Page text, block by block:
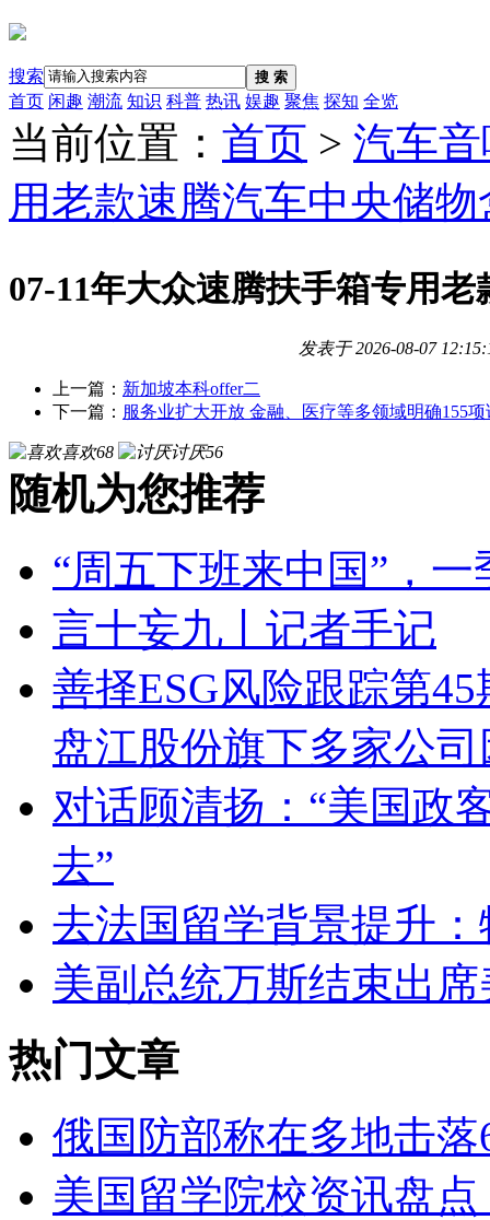
搜索 搜 索
首页 闲趣 潮流 知识 科普 热讯 娱趣 聚焦 探知 全览
当前位置： 首页 > 汽车
用老款速腾汽车中央储
07-11年大众速腾扶手箱专用
发表于2026-08-07
上一篇： 新加坡本科offer二
下一篇： 服务业扩大开放 金融、医疗等多领域明确155
喜欢68 讨厌56
随机为您推荐
“周五下班来中国”，
言十妄九丨记者手记
善择ESG风险跟踪第
盘江股份旗下多家公
对话顾清扬：“美国政
去”
去法国留学背景提升
美副总统万斯结束出
热门文章
俄国防部称在多地击
美国留学院校资讯盘